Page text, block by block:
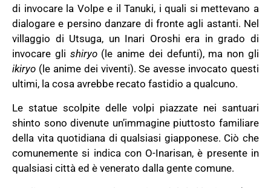
di invocare la Volpe e il Tanuki, i quali si mettevano a
dialogare e persino danzare di fronte agli astanti. Nel
villaggio di Utsuga, un Inari Oroshi era in grado di
invocare gli shiryo(le anime dei defunti), ma non gli
ikiryo (le anime dei viventi). Se avesse invocato questi
ultimi, la cosa avrebbe recato fastidio a qualcuno.
Le statue scolpite delle volpi piazzate nei santuari
shinto sono divenute un’immagine piuttosto familiare
della vita quotidiana di qualsiasi giapponese. Ciò che
comunemente si indica con O-Inarisan, è presente in
qualsiasi città ed è venerato dalla gente comune.